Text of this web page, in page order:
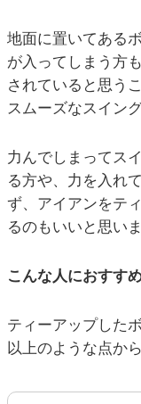
地面に置いてある
が入ってしまう方
されていると思う
スムーズなスイン
力んでしまってス
る方や、力を入れ
ず、アイアンをテ
るのもいいと思いま
こんな人におすす
ティーアップした
以上のような点か